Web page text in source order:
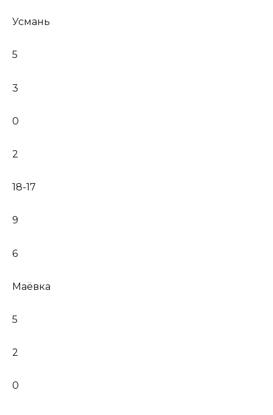
Усмань
5
3
0
2
18-17
9
6
Маёвка
5
2
0